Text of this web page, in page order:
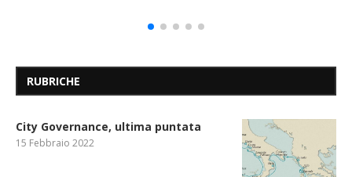
RUBRICHE
City Governance, ultima puntata
15 Febbraio 2022